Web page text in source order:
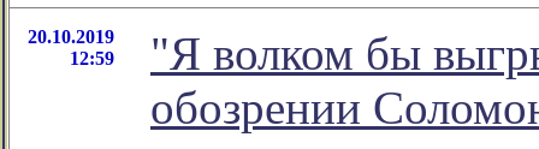
20.10.2019
12:59
"Я волком бы
обозрении